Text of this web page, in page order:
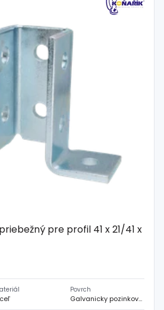
pre profil 41 x 21/41 x
Povrch
Galvanicky pozinkovaný